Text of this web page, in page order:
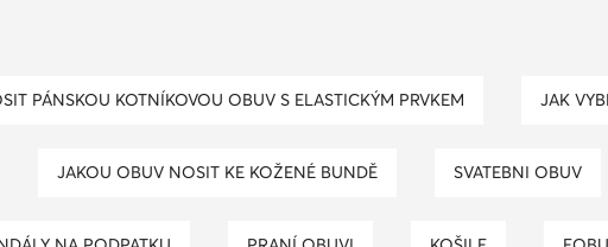
PÁNSKOU KOTNÍKOVOU OBUV S ELASTICKÝM PRVKEM JAK
JAKOU OBUV NOSIT KE KOŽENÉ BUNDĚ SVATEBNI OBUV